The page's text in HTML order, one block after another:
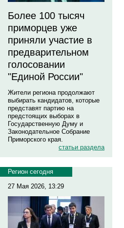
Более 100 тысяч
приморцев уже
приняли участие в
предварительном
голосовании
"Единой России"
Жители региона продолжают
выбирать кандидатов, которые
представят партию на
предстоящих выборах в
Государственную Думу и
Законодательное Собрание
Приморского края.
статьи раздела
Регион сегодня
27 Мая 2026, 13:29